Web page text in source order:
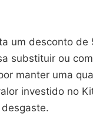
um desconto
substituir ou
manter uma
investido no